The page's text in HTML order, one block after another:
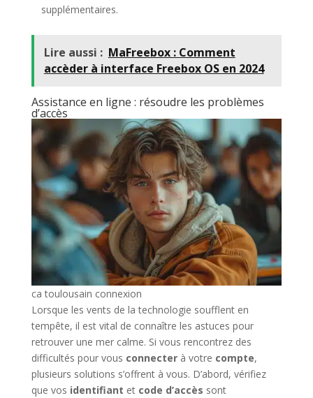
supplémentaires.
Lire aussi : MaFreebox : Comment
accèder à interface Freebox OS en 2024
Assistance en ligne : résoudre les problèmes
d’accès
ca toulousain connexion
Lorsque les vents de la technologie soufflent en
tempête, il est vital de connaître les astuces pour
retrouver une mer calme. Si vous rencontrez des
difficultés pour vous connecterà votre compte,
plusieurs solutions s’offrent à vous. D’abord, vérifiez
que vos identifiant et code d’accès sont